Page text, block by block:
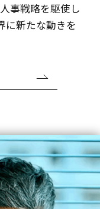
事戦略を駆使し
に新たな動きを